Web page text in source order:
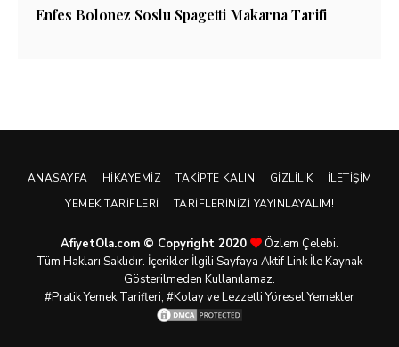
Enfes Bolonez Soslu Spagetti Makarna Tarifi
ANASAYFA HIKAYEMIZ TAKIPTE KALIN GIZLILIK
İLETIŞIM
YEMEK TARIFLERI
TARIFLERINIZI YAYINLAYALIM!
AfiyetOla.com © Copyright 2020
Özlem Çelebi.
Tüm Hakları Saklıdır. İçerikler İlgili Sayfaya Aktif Link İle Kaynak
Gösterilmeden Kullanılamaz.
#PratikYemek Tarifleri, #Kolay ve Lezzetli Yöresel Yemekler